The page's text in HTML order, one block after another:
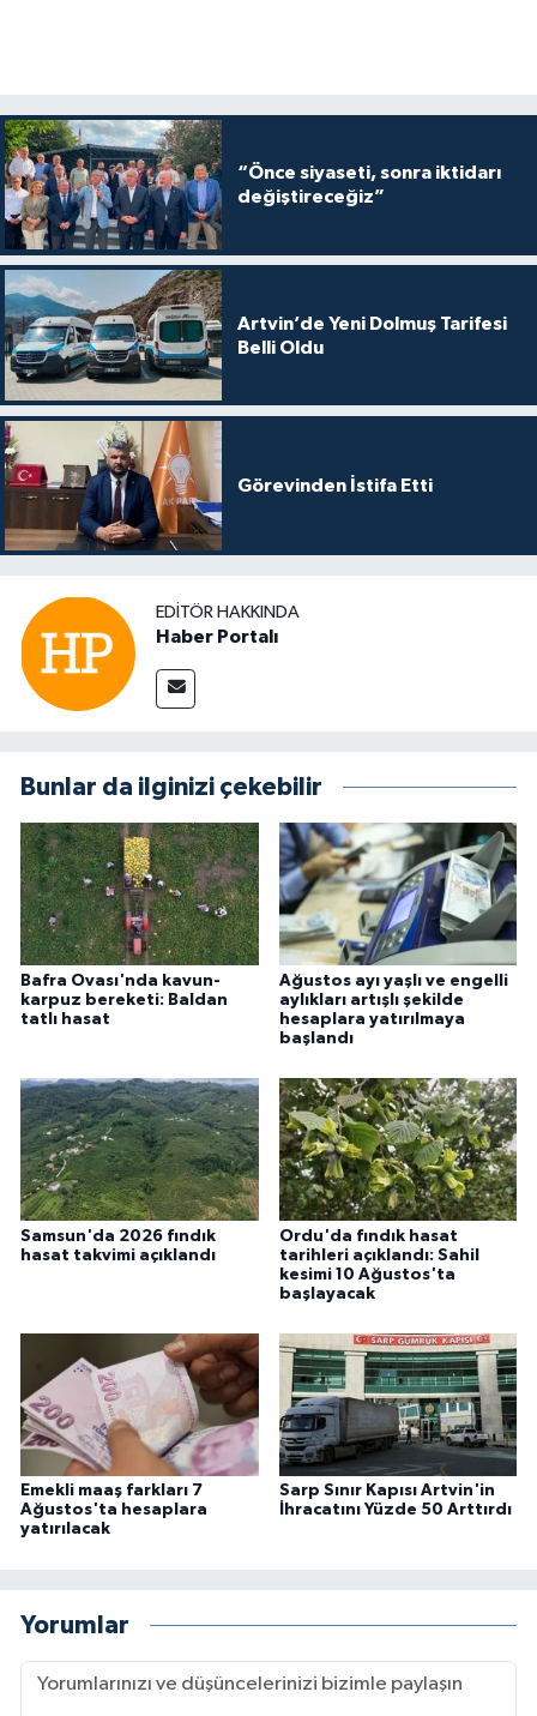
“Önce siyaseti, sonra iktidarı
değiştireceğiz”
Artvin’de Yeni Dolmuş Tarifesi
Belli Oldu
Görevinden İstifa Etti
EDITÖR HAKKINDA
Haber Portalı
Bunlar da ilginizi çekebilir
Bafra Ovası'nda kavun-
karpuz bereketi: Baldan
tatlı hasat
Ağustos ayı yaşlı ve engelli
aylıkları artışlı şekilde
hesaplara yatırılmaya
başlandı
Samsun'da 2026 fındık
hasat takvimi açıklandı
Ordu'da fındık hasat
tarihleri açıklandı: Sahil
kesimi 10 Ağustos'ta
başlayacak
Emekli maaş farkları 7
Ağustos'ta hesaplara
yatırılacak
Sarp Sınır Kapısı Artvin'in
İhracatını Yüzde 50 Arttırdı
Yorumlar